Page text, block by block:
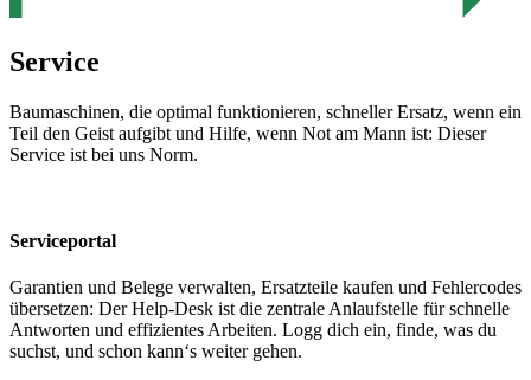
Service
Baumaschinen, die optimal funktionieren, schneller Ersatz, wenn ein
Teil den Geist aufgibt und Hilfe, wenn Not am Mann ist: Dieser
Service ist bei uns Norm.
Serviceportal
Garantien und Belege verwalten, Ersatzteile kaufen und Fehlercodes
übersetzen: Der Help-Desk ist die zentrale Anlaufstelle für schnelle
Antworten und effizientes Arbeiten. Logg dich ein, finde, was du
suchst, und schon kann‘s weiter gehen.